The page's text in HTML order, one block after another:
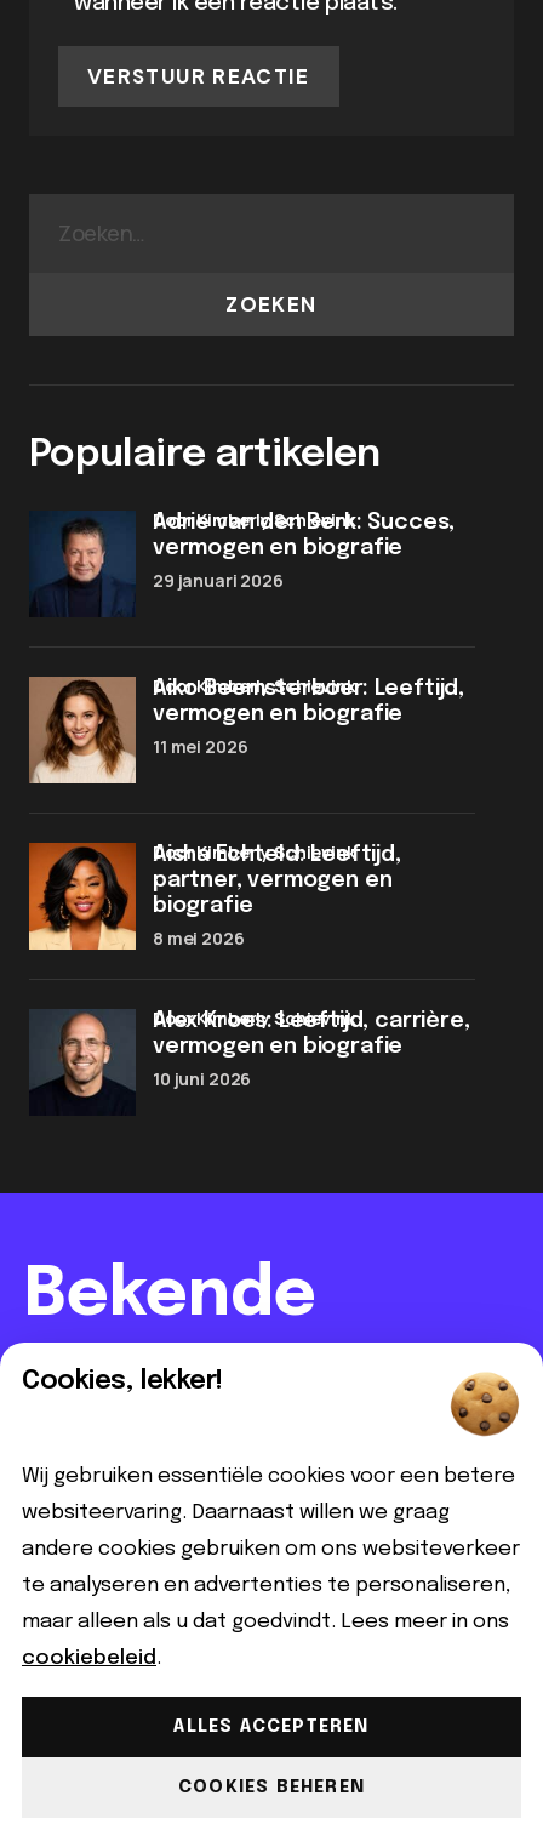
VERSTUUR REACTIE
ZOEKEN
Populaire artikelen
Adrie van den Berk: Succes,
vermogen en biografie
door Kimberly Schievink
29 januari 2026
Aiko Beemsterboer: Leeftijd,
vermogen en biografie
door Kimberly Schievink
11 mei 2026
Aisha Echteld: Leeftijd,
partner, vermogen en
biografie
door Kimberly Schievink
8 mei 2026
Alex Kroes: Leeftijd, carrière,
vermogen en biografie
door Kimberly Schievink
10 juni 2026
Bekende
Nederlanders:
Biografie,
vermogen &
nieuws
Hoe QEER werkt
Cookies, lekker!
Wij gebruiken essentiële cookies voor een betere
websiteervaring. Daarnaast willen we graag
andere cookies gebruiken om ons websiteverkeer
te analyseren en advertenties te personaliseren,
maar alleen als u dat goedvindt. Lees meer in ons
cookiebeleid .
ALLES ACCEPTEREN
COOKIES BEHEREN